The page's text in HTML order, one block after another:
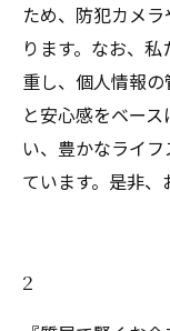
ため、防犯カメ
ります。なお、
重し、個人情報
と安心感をベー
い、豊かなライ
ています。是非、
2